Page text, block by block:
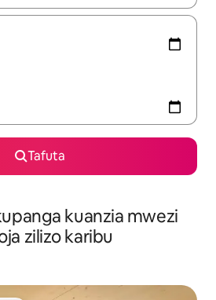
Tafuta
kuanzia mwezi
zilizo karibu